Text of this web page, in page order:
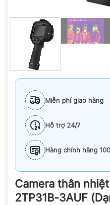
Miễn phí giao hàng
Hỗ trợ 24/7
Hàng chính hãng
Camera thân
2TP31B-3AUF